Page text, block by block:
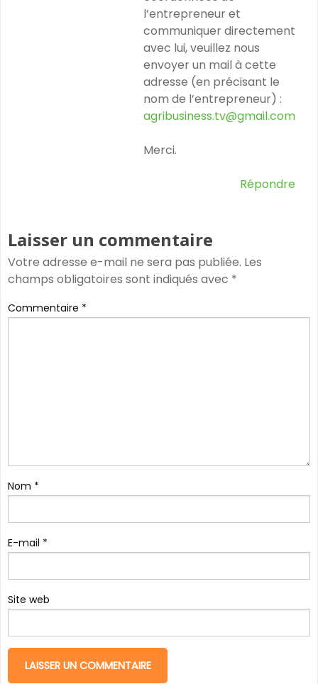
l’entrepreneur et
communiquer directement
avec lui, veuillez nous
envoyer un mail à cette
adresse (en précisant le
nom de l’entrepreneur) :
agribusiness.tv@gmail.com
Merci.
Répondre
Laisser un commentaire
Votre adresse e-mail ne sera pas publiée. Les
champs obligatoires sont indiqués avec *
Commentaire *
Nom *
E-mail *
Site web